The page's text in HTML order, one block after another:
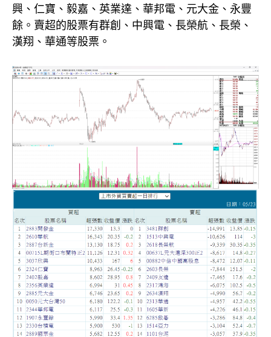
興、仁寶、毅嘉、英業達、華邦電、元大金、永豐
餘。賣超的股票有群創、中興電、長榮航、長榮、
漢翔、華通等股票。